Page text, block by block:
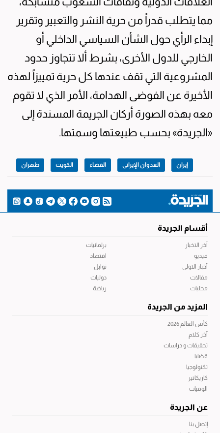
مما يتطلب قدراً من حرية النشر والتعبير وتقرير
إبداء الرأي حول الشأن السياسي الداخلي أو
الخارجي للدول الأخرى، بشرط ألا تتجاوز حدود
المشروعية التي تقف عندها كل حرية تمييزاً لهذه
الأخيرة عن الفوضى الهدامة، الأمر الذي لا تقوم
معه بهذه الصورة أركان الجريمة المسندة إلى
«الجريدة» بحسب طبيعتها وسمتها.
إيران العدوان الإيراني القضاء الكويت طهران
أقسام الجريدة
آخر الاخبار
فيديو
أخبار الاولى
مقالات
محليات
برلمانيات
اقتصاد
توابل
دوليات
رياضة
المزيد من الجريدة
كأس العالم 2026
آخر كلام
تحقيقات و دراسات
قضايا
تكنولوجيا
كاريكاتير
الوفيات
عن الجريدة
إتصل بنا